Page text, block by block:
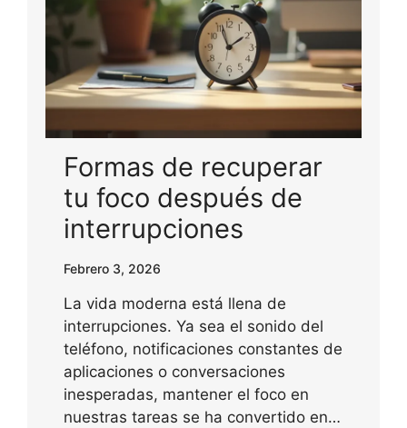
Formas de recuperar
tu foco después de
interrupciones
Febrero 3, 2026
La vida moderna está llena de
interrupciones. Ya sea el sonido del
teléfono, notificaciones constantes de
aplicaciones o conversaciones
inesperadas, mantener el foco en
nuestras tareas se ha convertido en…